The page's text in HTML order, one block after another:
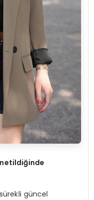
güncel